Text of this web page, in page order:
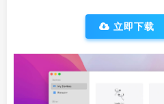
立即下载